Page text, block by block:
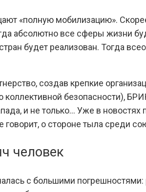
«полную мобилизацию».
абсолютно все сферы жизни
будет реализован. Тогда
создав крепкие
безопасности),
и не только… Уже в
о стороне тыла среди
человек
с большими